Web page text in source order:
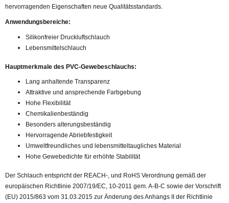
hervorragenden Eigenschaften neue Qualitätsstandards.
Anwendungsbereiche:
Silikonfreier Druckluftschlauch
Lebensmittelschlauch
Hauptmerkmale des PVC-Gewebeschlauchs:
Lang anhaltende Transparenz
Attraktive und ansprechende Farbgebung
Hohe Flexibilität
Chemikalienbeständig
Besonders alterungsbeständig
Hervorragende Abriebfestigkeit
Umweltfreundliches und lebensmitteltaugliches Material
Hohe Gewebedichte für erhöhte Stabilität
Der Schlauch entspricht der REACH-, und RoHS Verordnung gemäß der
europäischen Richtlinie 2007/19/EC, 10-2011 gem. A-B-C sowie der Vorschrift
(EU) 2015/863 vom 31.03.2015 zur Änderung des Anhangs II der Richtlinie